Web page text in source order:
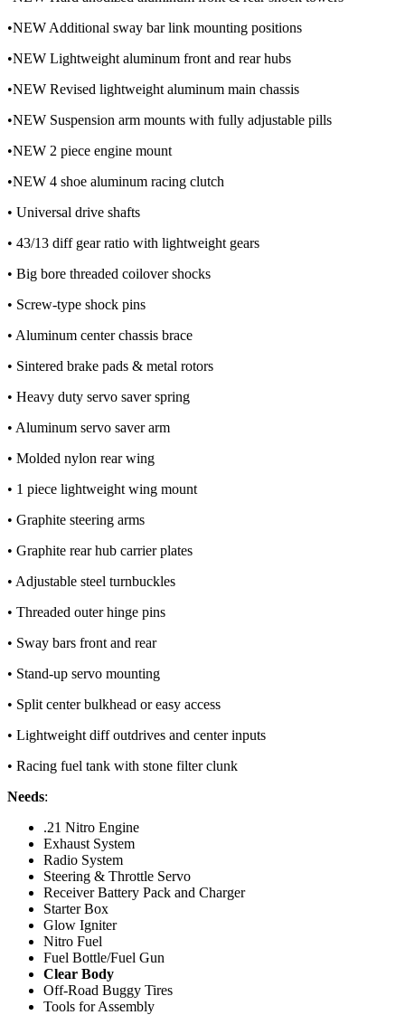
•NEW Additional sway bar link mounting positions
•NEW Lightweight aluminum front and rear hubs
•NEW Revised lightweight aluminum main chassis
•NEW Suspension arm mounts with fully adjustable pills
•NEW 2 piece engine mount
•NEW 4 shoe aluminum racing clutch
• Universal drive shafts
• 43/13 diff gear ratio with lightweight gears
• Big bore threaded coilover shocks
• Screw-type shock pins
• Aluminum center chassis brace
• Sintered brake pads & metal rotors
• Heavy duty servo saver spring
• Aluminum servo saver arm
• Molded nylon rear wing
• 1 piece lightweight wing mount
• Graphite steering arms
• Graphite rear hub carrier plates
• Adjustable steel turnbuckles
• Threaded outer hinge pins
• Sway bars front and rear
• Stand-up servo mounting
• Split center bulkhead or easy access
• Lightweight diff outdrives and center inputs
• Racing fuel tank with stone filter clunk
Needs:
.21 Nitro Engine
Exhaust System
Radio System
Steering & Throttle Servo
Receiver Battery Pack and Charger
Starter Box
Glow Igniter
Nitro Fuel
Fuel Bottle/Fuel Gun
Clear Body
Off-Road Buggy Tires
Tools for Assembly